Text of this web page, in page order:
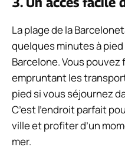
La plage de la
quelques minutes à
Barcelone. Vous
empruntant les
pied si vous séjournez
C’est l’endroit parfait
ville et profiter d’un
mer.